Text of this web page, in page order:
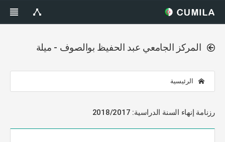
المركز الجامعي عبد الحفيظ بوالصوف - ميلة
الرئيسية
رزنامة إنهاء السنة الدراسية: 2018/2017